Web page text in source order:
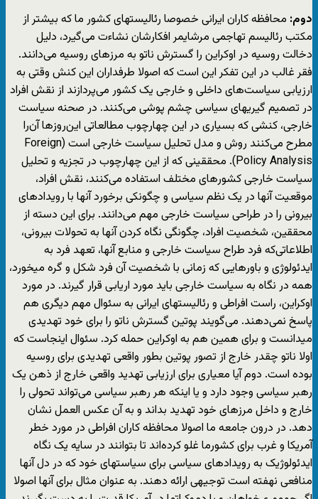
دوم: محافظه کاران ایرانی خصوصا رئالیستهای کشور ما که بیشتر از
مکتب رئالیسم تهاجمی مرشایمر افکارشان نشاءت می‌گیرد، دلیل
دخالت روسیه در اوکراین را گسترش ناتو به مرزهای روسیه می‌دانند.
فقر غالب در این تفکر این است که اصولا طرفداران این کنش وقتی به
ارزیابی سیاست‌های داخلی و خارجی یک کشور می‌پردازند از نقش افراد
در تصمیم گیریهای سیاسی چشم پوشی می‌کنند. در صحنه سیاست
خارجی، کنشی که بسیاری در این چهارچوب مطالعاتی این‌روزها آن‌را
مطرح می‌کنند روش و مدل تحلیل سیاست خارجی است (Foreign
Policy Analysis). محققینی که از این چهارچوب در تجزیه و تحلیل
سیاست خارجی کشورهای مختلف استفاده می‌کنند، نقش افراد،
موقعیت آنها در یک نظم سیاسی و چگونکی برخورد آنها با رویدادهای
بیرونی را در طراحی سیاست خارجی مهم می‌دانند. برای این دسته از
محققین، شخصیت افراد، چگونگی نگاه کردن آنها به تحولات بیرونی،
اطلاعاتی‌که فرد طراح سیاست خارجی و منابع آنها، تعهد فرد به
ایدئولوژی و باورهایی که زمانی با شخصیت آن فرد شکل و گره میخورد،
همه در نگاه به سیاست خارجی باید مورد اریابی قرار گیرند. در مورد
اوکراین، راست افراطی و رئالیستهای ایرانی به سئوال مهم دیگری هم
پاسخ نمی‌دهند. می‌گویند پوتین گسترش ناتو را برای خود تهدیدی
میدانست و برای همین هم به اوکراین حمله کرد. سئوال اینجاست که
اولا ناتو چقدر خارج از تصور پوتین بطور واقعی تهدیدی برای روسیه
بوده است. دوم آیا معیاری برای ارزیابی تهدید واقعی خارج از ذهن یک
رهبر سیاسی وجود دارد و یا اینکه هر رهبر سیاسی می‌تواند تحولی را
خارج و داخل مرزهای خود تهدید بداند و به آن عکس العمل نشان
دهد. در درون جامعه ما اصولا محافظه کاران افراطی در مورد خطر
آمریکا و غرب برای کشورما غلو کرده‌اند تا بتوانند در سایه یک نگاه
ایدئولوژیک به رویدادهای سیاسی برای سیاستهای خود که در دل آنها
منافعی نهفته است توجیهی ارائه دهند. به عنوان مثال برای آنها اصولا